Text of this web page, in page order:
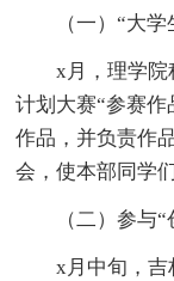
（一）“大
x月，理学院
计划大赛“参赛
作品，并负责作
会，使本部同学
（二）参与
x月中旬，吉